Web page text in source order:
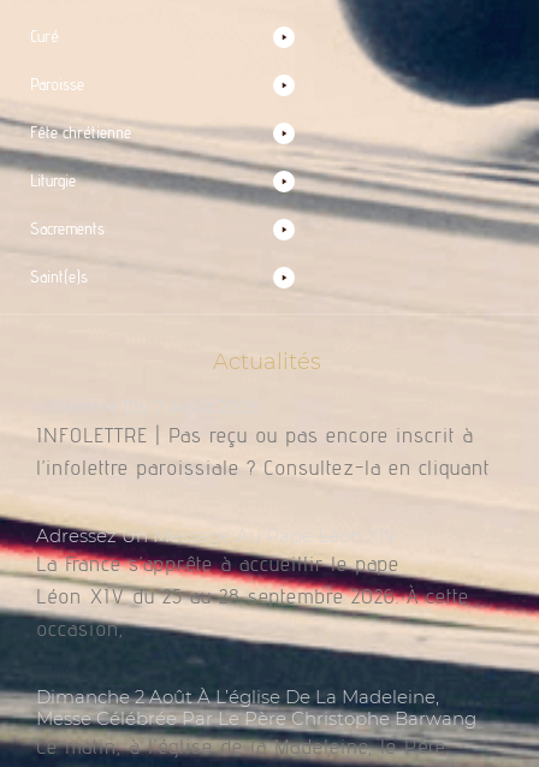
Curé
Paroisse
Fête chrétienne
Liturgie
Sacrements
Saint(e)s
Actualités
INFOLETTRE | Pas reçu ou pas encore inscrit à
l’infolettre paroissiale ? Consultez-la en cliquant
Adressez Un Message Au Pape Léon XIV
La France s’apprête à accueillir le pape
Léon XIV du 25 au 28 septembre 2026. À cette
occasion,
Dimanche 2 Août À L’église De La Madeleine,
Messe Célébrée Par Le Père Christophe Barwang
Ce matin, à l’église de la Madeleine, le Père